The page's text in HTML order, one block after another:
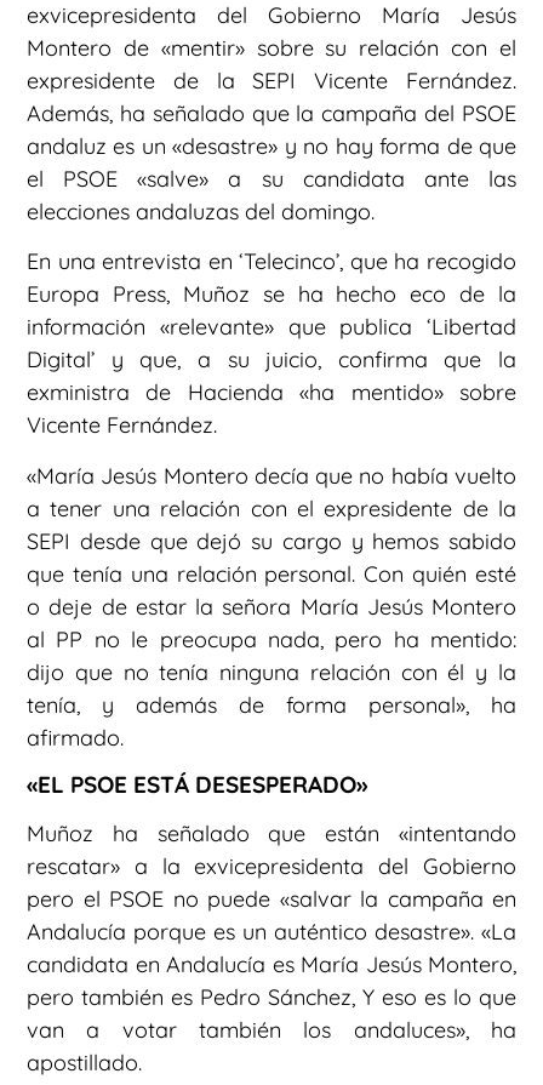
exvicepresidenta del Gobierno María Jesús
Montero de «mentir» sobre su relación con el
expresidente de la SEPI Vicente Fernández.
Además, ha señalado que la campaña del PSOE
andaluz es un «desastre» y no hay forma de que
el PSOE «salve» a su candidata ante las
elecciones andaluzas del domingo.
En una entrevista en ‘Telecinco’, que ha recogido
Europa Press, Muñoz se ha hecho eco de la
información «relevante» que publica ‘Libertad
Digital’ y que, a su juicio, confirma que la
exministra de Hacienda «ha mentido» sobre
Vicente Fernández.
«María Jesús Montero decía que no había vuelto
a tener una relación con el expresidente de la
SEPI desde que dejó su cargo y hemos sabido
que tenía una relación personal. Con quién esté
o deje de estar la señora María Jesús Montero
al PP no le preocupa nada, pero ha mentido:
dijo que no tenía ninguna relación con él y la
tenía, y además de forma personal», ha
afirmado.
«EL PSOE ESTÁ DESESPERADO»
Muñoz ha señalado que están «intentando
rescatar» a la exvicepresidenta del Gobierno
pero el PSOE no puede «salvar la campaña en
Andalucía porque es un auténtico desastre». «La
candidata en Andalucía es María Jesús Montero,
pero también es Pedro Sánchez, Y eso es lo que
van a votar también los andaluces», ha
apostillado.